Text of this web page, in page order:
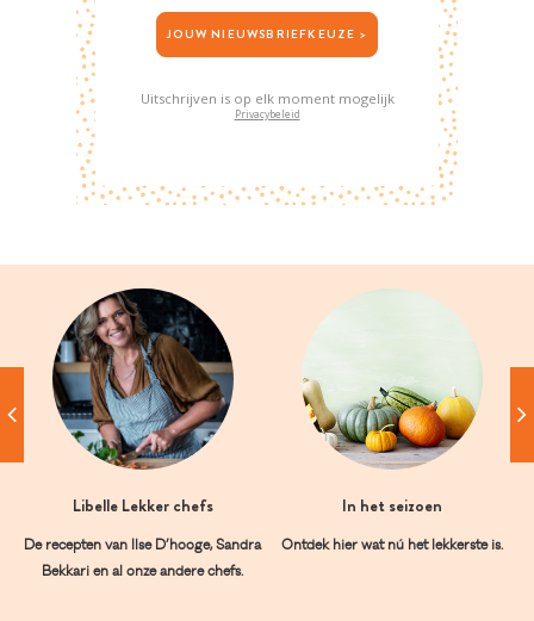
JOUW NIEUWSBRIEFKEUZE >
Uitschrijven is op elk moment mogelijk
Privacybeleid
Libelle Lekker chefs
De recepten van Ilse D’hooge, Sandra
Bekkari en al onze andere chefs.
In het seizoen
Ontdek hier wat nú het lekkerste is.